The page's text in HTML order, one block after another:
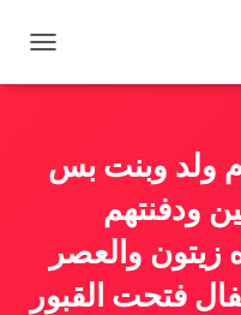
ب
ولد وبنت بس
ودفنتهم
والعصر
فتحت القبور